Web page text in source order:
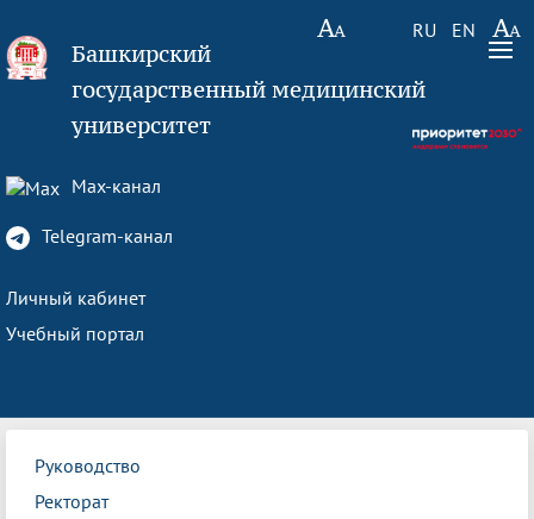
RU EN
Башкирский
государственный медицинский
университет
Max-канал
Telegram-канал
Личный кабинет
Учебный портал
Руководство
Ректорат